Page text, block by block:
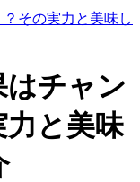
その実力と美味し
はチャン
力と美味